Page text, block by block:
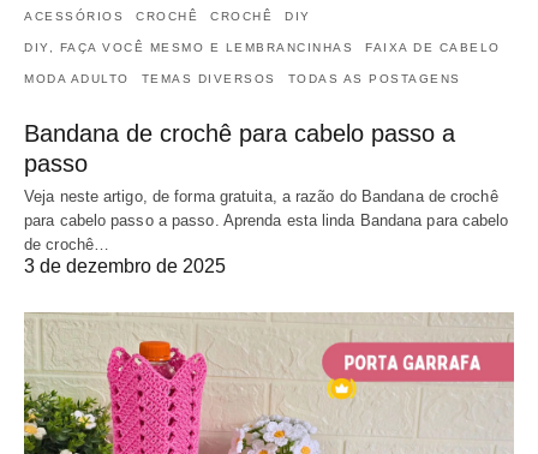
ACESSÓRIOS CROCHÊ CROCHÊ DIY
DIY, FAÇA VOCÊ MESMO E LEMBRANCINHAS FAIXA DE CABELO
MODA ADULTO TEMAS DIVERSOS TODAS AS POSTAGENS
Bandana de crochê para cabelo passo a
passo
Veja neste artigo, de forma gratuita, a razão do Bandana de crochê
para cabelo passo a passo. Aprenda esta linda Bandana para cabelo
de crochê…
3 de dezembro de 2025